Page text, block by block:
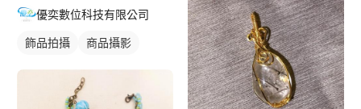
優奕數位科技有限公司
飾品拍攝 商品攝影